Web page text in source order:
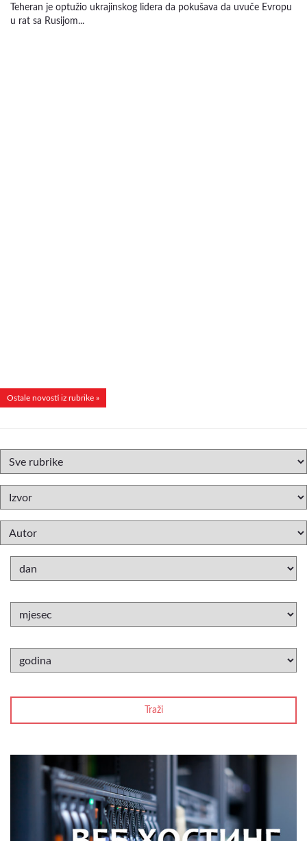
Teheran je optužio ukrajinskog lidera da pokušava da uvuče Evropu
u rat sa Rusijom...
Ostale novosti iz rubrike »